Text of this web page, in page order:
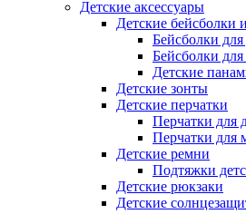
Детские аксессуары
Детские бейсболки
Бейсболки для
Бейсболки
Детские
Детские зонты
Детские перчатки
Перчатки для
Перчатки для
Детские ремни
Подтяжки
Детские рюкзаки
Детские